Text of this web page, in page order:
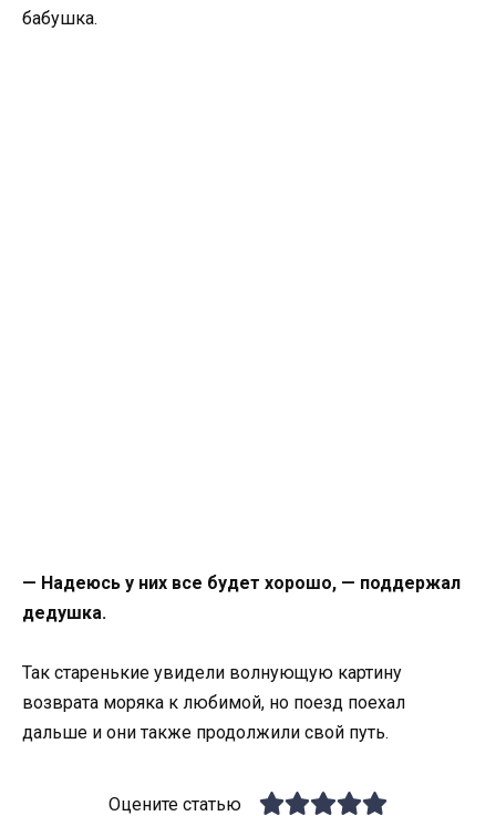
бабушка.
— Надеюсь у них все будет хорошо, — поддержал
дедушка.
Так старенькие увидели волнующую картину
возврата моряка к любимой, но поезд поехал
дальше и они также продолжили свой путь.
Оцените статью